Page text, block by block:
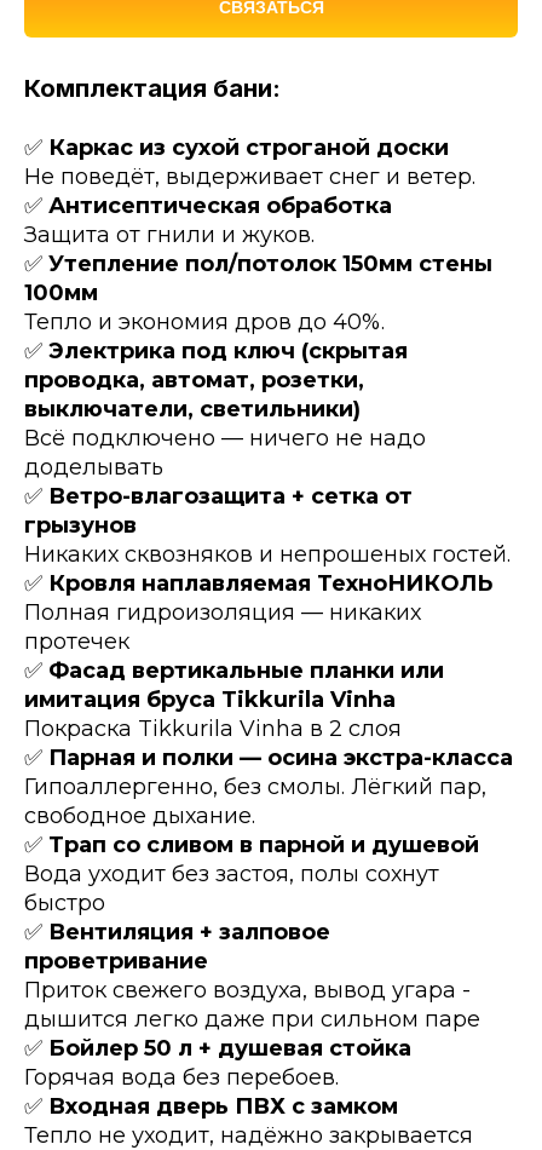
СВЯЗАТЬСЯ
Комплектация бани:
✅ Каркас из сухой строганой доски
Не поведёт, выдерживает снег и ветер.
✅ Антисептическая обработка
Защита от гнили и жуков.
✅ Утепление пол/потолок 150мм стены
100мм
Тепло и экономия дров до 40%.
✅ Электрика под ключ (скрытая
проводка, автомат, розетки,
выключатели, светильники)
Всё подключено — ничего не надо
доделывать
✅ Ветро-влагозащита + сетка от
грызунов
Никаких сквозняков и непрошеных гостей.
✅ Кровля наплавляемая ТехноНИКОЛЬ
Полная гидроизоляция — никаких
протечек
✅ Фасад вертикальные планки или
имитация бруса Tikkurila Vinha
Покраска Tikkurila Vinha в 2 слоя
✅ Парная и полки — осина экстра-класса
Гипоаллергенно, без смолы. Лёгкий пар,
свободное дыхание.
✅ Трап со сливом в парной и душевой
Вода уходит без застоя, полы сохнут
быстро
✅ Вентиляция + залповое
проветривание
Приток свежего воздуха, вывод угара -
дышится легко даже при сильном паре
✅ Бойлер 50 л + душевая стойка
Горячая вода без перебоев.
✅ Входная дверь ПВХ с замком
Тепло не уходит, надёжно закрывается